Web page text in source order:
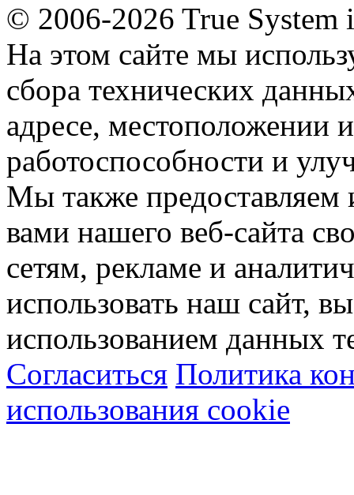
© 2006-2026 True System
На этом сайте мы
сбора технических
адресе, местоположении
работоспособности и
Мы также
вами нашего веб-сайта
сетям, рекламе и
использовать наш сайт,
использованием данных
Согласиться Политика
использования cookie